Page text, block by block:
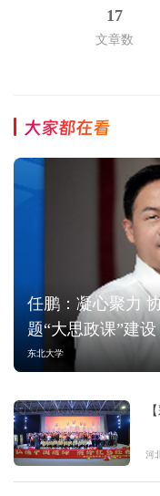
17
文章数
大家都在看
任鹏：凝心聚力
题“大思政课”建设
东北大学
河